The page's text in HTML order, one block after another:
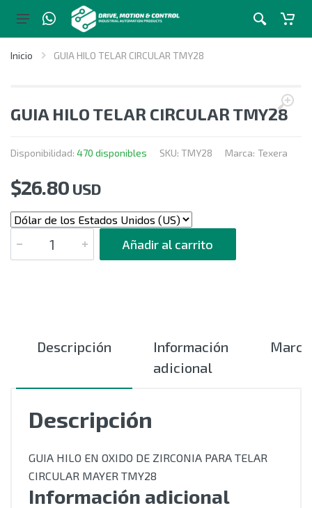
Inicio GUIA HILO TELAR CIRCULAR TMY28
GUIA HILO TELAR CIRCULAR TMY28
Disponibilidad: 470 disponibles SKU: TMY28 Marca: Texera
$26.80 USD
CANTIDAD
Añadir al carrito
Descripción
Información
adicional
Marca
Descripción
GUIA HILO EN OXIDO DE ZIRCONIA PARA TELAR
CIRCULAR MAYER TMY28
Información adicional